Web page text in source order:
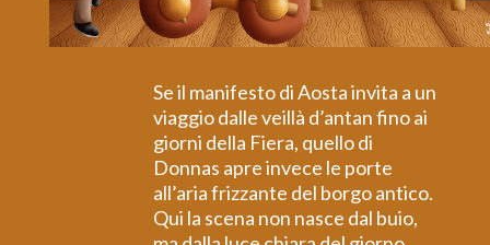
Se il manifesto di Aosta invita a un
viaggio dalle veillà d’antan fino ai
giorni della Fiera, quello di
Donnas apre invece le porte
all’aria frizzante del borgo antico.
Qui la scena non nasce dal buio,